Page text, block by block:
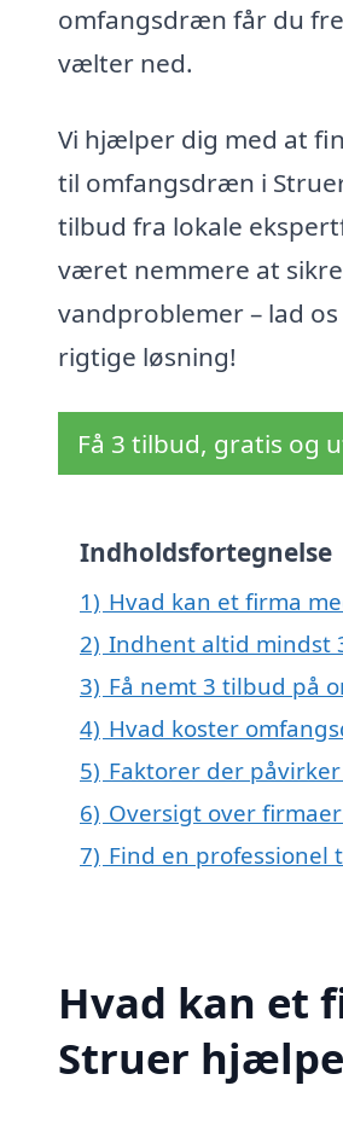
omfangsdræn får du
vælter ned.
Vi hjælper dig med at
til omfangsdræn i
tilbud fra lokale
været nemmere at
vandproblemer – lad
rigtige løsning!
Få 3 tilbud, gratis og
Indholdsfortegnelse
1) Hvad kan et firma
2) Indhent altid mindst
3) Få nemt 3 tilbud på
4) Hvad koster
5) Faktorer der
6) Oversigt over
7) Find en
Hvad kan et
Struer